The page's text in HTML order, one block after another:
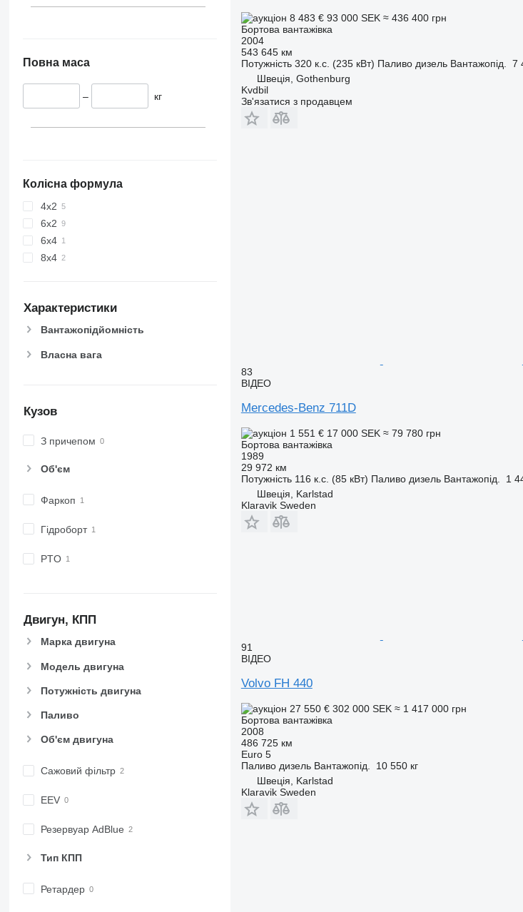
Повна маса
– кг
Колісна формула
4x2
6x2
6x4
8x4
Характеристики
Вантажопідйомність
Власна вага
Кузов
З причепом
Об'єм
Фаркоп
Гідроборт
PTO
Двигун, КПП
Марка двигуна
Модель двигуна
Потужність двигуна
Паливо
Об'єм двигуна
Сажовий фільтр
EEV
Резервуар AdBlue
Тип КПП
Ретардер
8 483 € 93 000 SEK ≈ 436 400 грн
Бортова вантажівка
2004
543 645 км
Потужність 320 к.с. (235 кВт) Паливо дизель Вантажопід. 7
Швеція, Gothenburg
Kvdbil
Зв'язатися з продавцем
83
ВІДЕО
Mercedes-Benz 711D
1 551 € 17 000 SEK ≈ 79 780 грн
Бортова вантажівка
1989
29 972 км
Потужність 116 к.с. (85 кВт) Паливо дизель Вантажопід.
1
Швеція, Karlstad
Klaravik Sweden
91
ВІДЕО
Volvo FH 440
27 550 € 302 000 SEK ≈ 1 417 000 грн
Бортова вантажівка
2008
486 725 км
Euro 5
Паливо дизель Вантажопід.
10 550 кг
Швеція, Karlstad
Klaravik Sweden